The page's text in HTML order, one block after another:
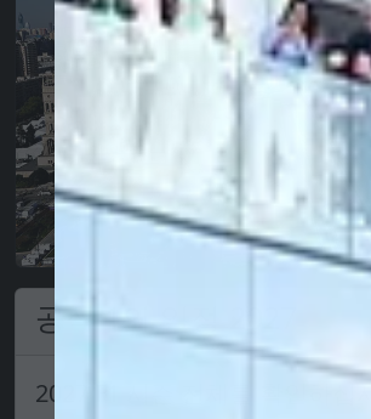
공식 1의 일정 2027
2027 F1 시즌 전체를 확인하십